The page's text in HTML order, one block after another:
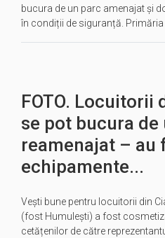
bucura de un parc amenajat și
în condiții de siguranță.
FOTO. Locuitorii
se pot bucura de
reamenajat – au
echipamente...
Vești bune pentru locuitorii din
(fost Humulești) a fost
cetățenilor de către